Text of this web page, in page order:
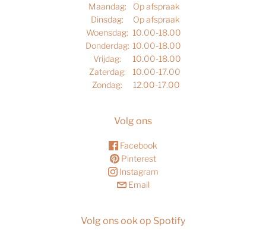
Maandag:
Op afspraak
Dinsdag:
Op afspraak
Woensdag: 10.00-18.00
Donderdag: 10.00-18.00
Vrijdag:
10.00-18.00
Zaterdag:
10.00-17.00
Zondag:
12.00-17.00
Volg ons
Facebook
Pinterest
Instagram
Email
Volg ons ook op Spotify